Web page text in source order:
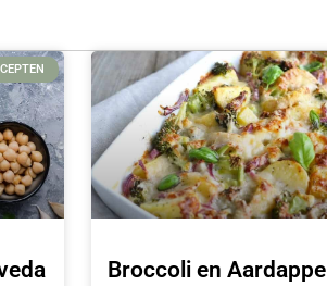
Broccoli en Aardappel